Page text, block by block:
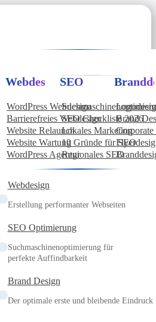
Webdesign
WordPress Webdesign
Barrierefreies Webdesign
Website Relaunch
Website Wartung
WordPress Agentur
SEO
SEO Checkliste 2026
Lokales Marketing
10 Gründe für SEO
Regionales SEO
Brand
Webdesign
Erstellung performanter Webseiten
SEO Optimierung
Suchmaschinenoptimierung für
perfekte Auffindbarkeit
Brand Design
Der optimale erste und bleibende Eindruck